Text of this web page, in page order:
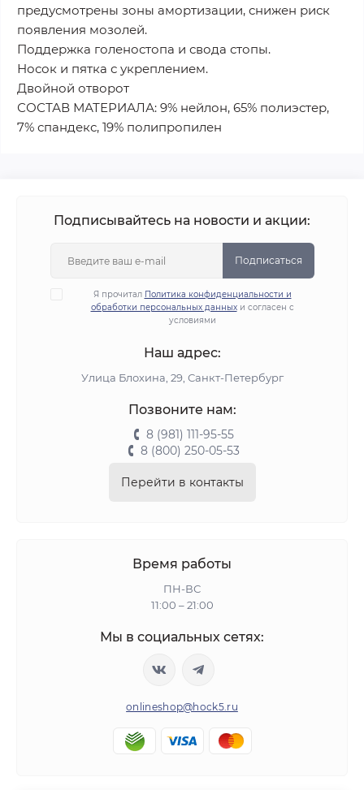
предусмотрены зоны амортизации, снижен риск
появления мозолей.
Поддержка голеностопа и свода стопы.
Носок и пятка с укреплением.
Двойной отворот
СОСТАВ МАТЕРИАЛА: 9% нейлон, 65% полиэстер,
7% спандекс, 19% полипропилен
Подписывайтесь на новости и акции:
Подписаться
Я прочитал Политика конфиденциальности и
обработки персональных данныхи согласен с
условиями
Наш адрес:
Улица Блохина, 29, Санкт-Петербург
Позвоните нам:
8 (981) 111-95-55
8 (800) 250-05-53
Перейти в контакты
Время работы
ПН-ВС
11:00 – 21:00
Мы в социальных сетях:
onlineshop@hock5.ru